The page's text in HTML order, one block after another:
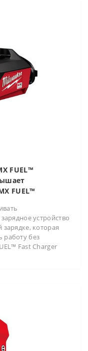
FUEL™
FUEL™
устройство
которая
работу без
Fast Charger